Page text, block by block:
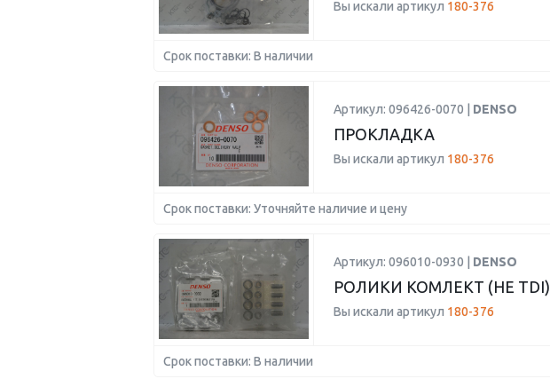
Вы искали артикул 180-376
Срок поставки: В наличии
Артикул: 096426-0070 | DENSO
ПРОКЛАДКА
Вы искали артикул 180-376
Срок поставки: Уточняйте наличие и цену
Артикул: 096010-0930 | DENSO
РОЛИКИ КОМЛЕКТ (НЕ TDI)
Вы искали артикул 180-376
Срок поставки: В наличии